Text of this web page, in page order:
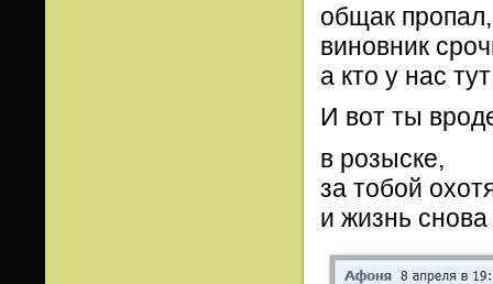
общак пропал,
виновник
а кто у нас
И вот ты
в розыске,
за тобой
и жизнь